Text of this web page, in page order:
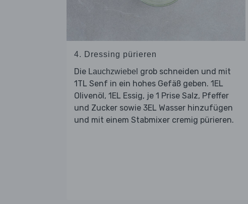
4. Dressing pürieren
Die Lauchzwiebel grob schneiden und mit
1TL Senf in ein hohes Gefäß geben. 1EL
Olivenöl, 1EL Essig, je 1 Prise Salz, Pfeffer
und Zucker sowie 3EL Wasser hinzufügen
und mit einem Stabmixer cremig pürieren.